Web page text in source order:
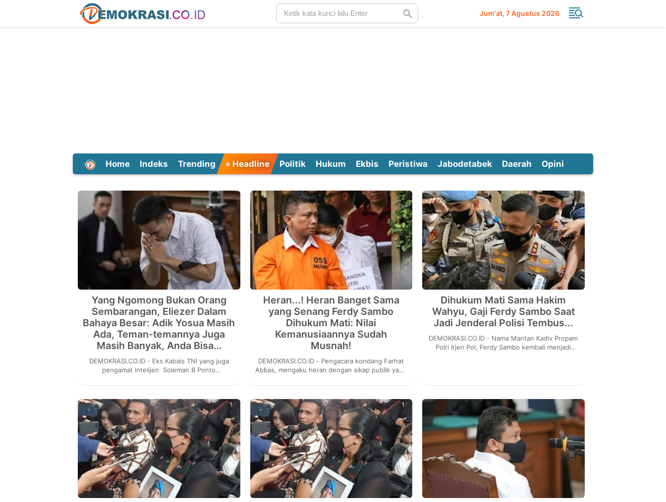
Jum'at 7 Agustus 2026
Home Indeks Trending Headline Politik Hukum Ekbis Peristiwa Jabodetabek Daerah Opini
Yang Ngomong Bukan Orang
Sembarangan, Eliezer Dalam
Bahaya Besar: Adik Yosua Masih
Ada, Teman-temannya Juga
Masih Banyak, Anda Bisa…
DEMOKRASI.CO.ID - Eks Kabais TNI yang juga
pengamat intelijen Soleman B Ponto
Brigadir Yosua Hutaba...
Heran...! Heran Banget Sama
yang Senang Ferdy Sambo
Dihukum Mati: Nilai
Kemanusiaannya Sudah
Musnah!
DEMOKRASI.CO.ID - Pengacara kondang Farhat
Abbas, mengaku heran dengan sikap publik yang
Kadiv Pro...
Dihukum Mati Sama Hakim
Wahyu, Gaji Ferdy Sambo Saat
Jadi Jenderal Polisi Tembus...
DEMOKRASI.CO.ID - Nama Mantan Kadiv Propam
Polri Irjen Pol, Ferdy Sambo kembali menjadi